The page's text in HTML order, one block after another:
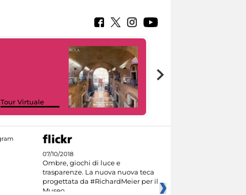
Tour Virtuale
07/10/2018
Ombre, giochi di luce e
trasparenze. La nuova nuova teca
progettata da #RichardMeier per il
Museo